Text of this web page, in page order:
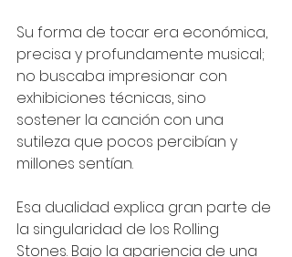
Su forma de tocar era económica,
precisa y profundamente musical;
no buscaba impresionar con
exhibiciones técnicas, sino
sostener la canción con una
sutileza que pocos percibían y
millones sentían.
Esa dualidad explica gran parte de
la singularidad de los Rolling
Stones. Bajo la apariencia de una